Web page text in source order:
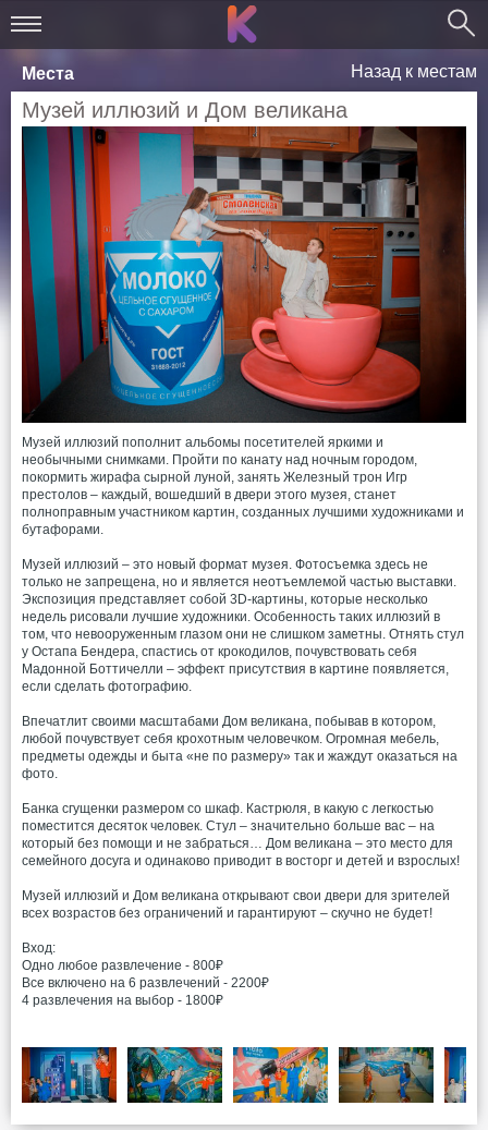
Места Назад к местам
Музей иллюзий и Дом великана
Музей иллюзий пополнит альбомы посетителей яркими и
необычными снимками. Пройти по канату над ночным городом,
покормить жирафа сырной луной, занять Железный трон Игр
престолов – каждый, вошедший в двери этого музея, станет
полноправным участником картин, созданных лучшими художниками и
бутафорами.
Музей иллюзий – это новый формат музея. Фотосъемка здесь не
только не запрещена, но и является неотъемлемой частью выставки.
Экспозиция представляет собой 3D-картины, которые несколько
недель рисовали лучшие художники. Особенность таких иллюзий в
том, что невооруженным глазом они не слишком заметны. Отнять стул
у Остапа Бендера, спастись от крокодилов, почувствовать себя
Мадонной Боттичелли – эффект присутствия в картине появляется,
если сделать фотографию.
Впечатлит своими масштабами Дом великана, побывав в котором,
любой почувствует себя крохотным человечком. Огромная мебель,
предметы одежды и быта «не по размеру» так и жаждут оказаться на
фото.
Банка сгущенки размером со шкаф. Кастрюля, в какую с легкостью
поместится десяток человек. Стул – значительно больше вас – на
который без помощи и не забраться… Дом великана – это место для
семейного досуга и одинаково приводит в восторг и детей и взрослых!
Музей иллюзий и Дом великана открывают свои двери для зрителей
всех возрастов без ограничений и гарантируют – скучно не будет!
Вход:
Одно любое развлечение - 800₽
Все включено на 6 развлечений - 2200₽
4 развлечения на выбор - 1800₽